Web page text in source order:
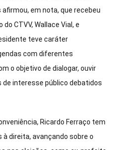
em nota, que recebeu
CTVV, Wallace Vial, e
teve caráter
com diferentes
o objetivo de dialogar, ouvir
interesse público debatidos
Ricardo Ferraço tem
direita, avançando sobre o